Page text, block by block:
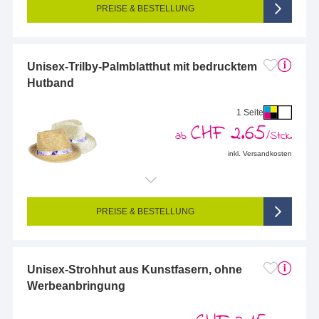
PREISE & BESTELLUNG
Unisex-Trilby-Palmblatthut mit bedrucktem
Hutband
1 Seite
ab CHF 2.65/Stck.
inkl. Versandkosten
Endformat (bedruckte Fläche): 645 x 30 mm
Seitigkeit: 1-seitig (Vorderseite bedruckt, Rückseite unbedruckt)
4/0-farbig CMYK (vollfarbig bedruckt)
PREISE & BESTELLUNG
Unisex-Strohhut aus Kunstfasern, ohne
Werbeanbringung